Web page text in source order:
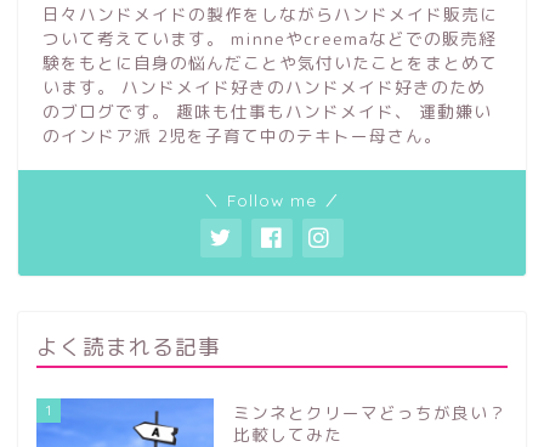
日々ハンドメイドの製作をしながらハンドメイド販売に
ついて考えています。 minneやcreemaなどでの販売経
験をもとに自身の悩んだことや気付いたことをまとめて
います。 ハンドメイド好きのハンドメイド好きのため
のブログです。 趣味も仕事もハンドメイド、 運動嫌い
のインドア派 2児を子育て中のテキトー母さん。
＼ Follow me ／
よく読まれる記事
1
ミンネとクリーマどっちが良い？
比較してみた